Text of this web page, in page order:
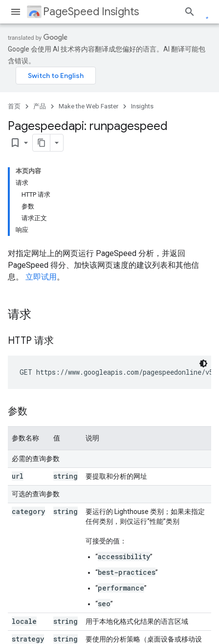
PageSpeed Insights
Google 会使用 AI 技术将内容翻译成您偏好的语言。AI 翻译可能包
含错误。
首页 产品 Make the Web Faster Insights
Pagespeedapi: runpagespeed
bookmark_border
本页内容
请求
HTTP 请求
参数
请求正文
响应
对指定网址上的网页运行 PageSpeed 分析，并返回
PageSpeed 得分、加快该网页速度的建议列表和其他信
息。 立即试用。
请求
HTTP 请求
GET https://www.googleapis.com/pagespeedonline/v5/
参数
参数名称 值 说明
必需的查询参数
url string 要提取和分析的网址
可选的查询参数
category string
要运行的 Lighthouse 类别；如果未指定
任何类别，则仅运行“性能”类别
可接受的值：
“accessibility”
“best-practices”
“performance”
“seo”
locale string 用于本地化格式化结果的语言区域
strategy string
要使用的分析策略（桌面设备或移动设